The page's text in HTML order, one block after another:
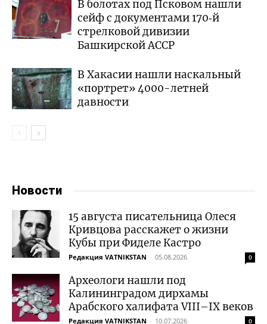
В болотах под Псковом нашли
сейф с документами 170‑й
стрелковой дивизии
Башкирской АССР
В Хакасии нашли наскальный
«портрет» 4000-летней
давности
Новости
15 августа писательница Олеся
Кривцова расскажет о жизни
Кубы при Фиделе Кастро
Редакция VATNIKSTAN - 05.08.2026 0
Археологи нашли под
Калининградом дирхамы
Арабского халифата VIII–IX веков
Редакция VATNIKSTAN - 10.07.2026 0